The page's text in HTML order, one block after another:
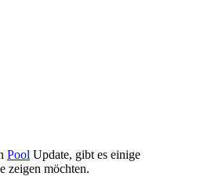
Pool Update, gibt es einige
zeigen möchten.